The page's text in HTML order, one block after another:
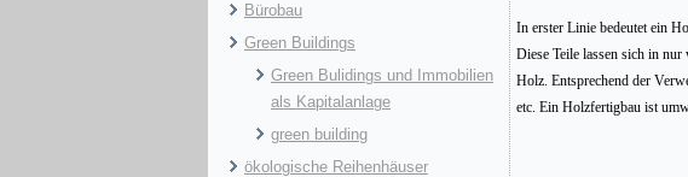
Bürobau
Green Buildings
Green Bulidings und Immobilien
als Kapitalanlage
green building
ökologische Reihenhäuser
In erster Linie bedeutet ein
Diese Teile lassen sich in nur
Holz. Entsprechend der
etc. Ein Holzfertigbau ist